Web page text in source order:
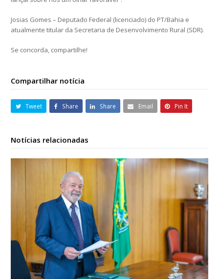
Josias Gomes – Deputado Federal (licenciado) do PT/Bahia e
atualmente titular da Secretaria de Desenvolvimento Rural (SDR).
Se concorda, compartilhe!
Compartilhar notícia
Tweet Share Share Email Pin It
Notícias relacionadas